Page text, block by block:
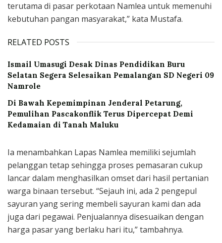
terutama di pasar perkotaan Namlea untuk memenuhi
kebutuhan pangan masyarakat,” kata Mustafa.
RELATED POSTS
Ismail Umasugi Desak Dinas Pendidikan Buru
Selatan Segera Selesaikan Pemalangan SD Negeri 09
Namrole
Di Bawah Kepemimpinan Jenderal Petarung,
Pemulihan Pascakonflik Terus Dipercepat Demi
Kedamaian di Tanah Maluku
Ia menambahkan Lapas Namlea memiliki sejumlah
pelanggan tetap sehingga proses pemasaran cukup
lancar dalam menghasilkan omset dari hasil pertanian
warga binaan tersebut. “Sejauh ini, ada 2 pengepul
sayuran yang sering membeli sayuran kami dan ada
juga dari pegawai. Penjualannya disesuaikan dengan
harga pasar yang berlaku hari itu,” tambahnya.